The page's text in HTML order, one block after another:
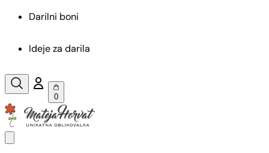
Darilni boni
Ideje za darila
0